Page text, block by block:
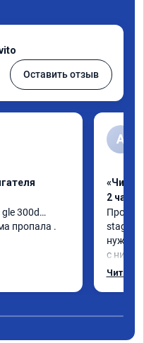
Оставить отзыв
300d…
пропала .
А
«Чип
2 часа»
stage
нужно:
с
Одни
Читать